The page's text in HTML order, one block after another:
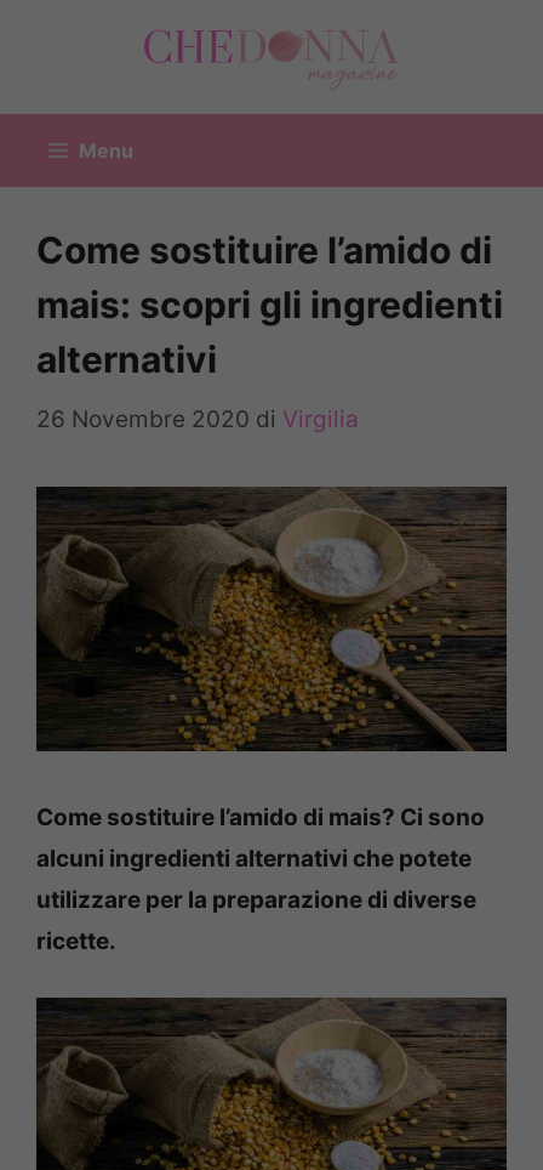
Menu
Come sostituire l’amido di
mais: scopri gli ingredienti
alternativi
26 Novembre 2020 di Virgilia
Come sostituire l’amido di mais? Ci sono
alcuni ingredienti alternativi che potete
utilizzare per la preparazione di diverse
ricette.